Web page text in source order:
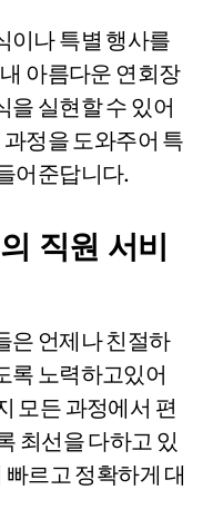
이나 특별 행사를
아름다운 연회장
을 실현할 수 있어
정을 도와주어 특
어준답니다.
직원 서비
은 언제나 친절하
록 노력하고있어
모든 과정에서 편
최선을 다하고 있
르고 정확하게 대